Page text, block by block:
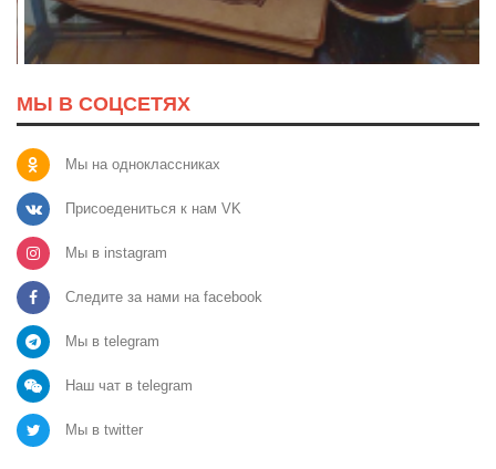
МЫ В СОЦСЕТЯХ
Мы на одноклассниках
Присоедениться к нам VK
Мы в instagram
Следите за нами на facebook
Мы в telegram
Наш чат в telegram
Мы в twitter